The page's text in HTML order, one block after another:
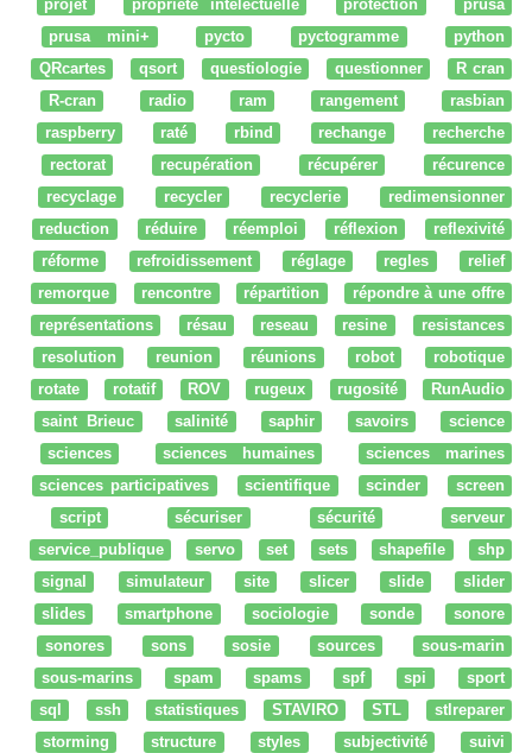
projet
propriété intelectuelle protection
prusa
prusa mini+
pycto pyctogramme
python
QRcartes
qsort questiologie questionner
R cran
R-cran
radio ram rangement
rasbian
raspberry
raté rbind rechange
recherche
rectorat
recupération récupérer
récurence
recyclage
recycler recyclerie
redimensionner
reduction
réduire réemploi réflexion
reflexivité
réforme
refroidissement réglage regles
relief
remorque
rencontre répartition
répondre à une offre
représentations
résau reseau resine
resistances
resolution
reunion réunions robot
robotique
rotate
rotatif ROV rugeux rugosité
RunAudio
saint Brieuc
salinité saphir savoirs
science
sciences
sciences humaines
sciences marines
sciences participatives
scientifique scinder
screen
script
sécuriser sécurité
serveur
service_publique
servo set sets shapefile
shp
signal
simulateur site slicer slide
slider
slides
smartphone sociologie sonde
sonore
sonores
sons sosie sources
sous-marin
sous-marins
spam spams spf spi
sport
sql
ssh statistiques STAVIRO STL
stlreparer
storming
structure styles subjectivité
suivi